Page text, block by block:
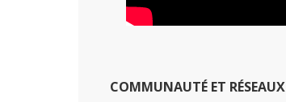
COMMUNAUTÉ ET RÉSEAUX